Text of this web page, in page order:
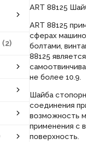
2
ART 88125
ART 88125
сферах
болтами,
88125
не более 10.9.
Шайба
соединения
возможность
применения с
поверхность.